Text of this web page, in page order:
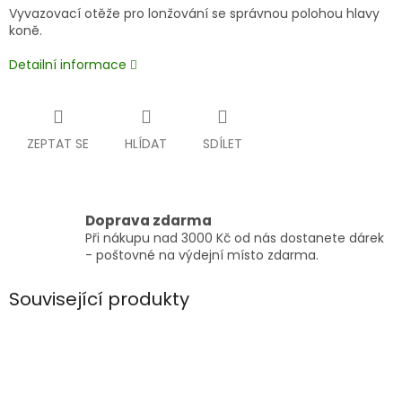
Vyvazovací otěže pro lonžování se správnou polohou hlavy
koně.
Detailní informace
ZEPTAT SE HLÍDAT SDÍLET
Doprava zdarma
Při nákupu nad 3000 Kč od nás dostanete dárek
- poštovné na výdejní místo zdarma.
Související produkty